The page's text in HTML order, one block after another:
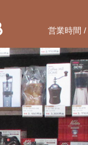
コーヒ
0172-32-1188営業時間